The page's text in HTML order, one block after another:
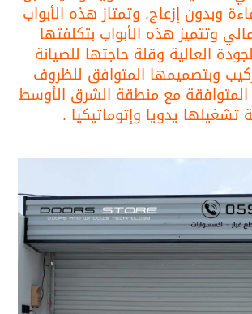
وبدون إزعاج. وتمتاز هذه الأبواب
وتتميز هذه الأبواب بتكلفتها
العالية وقلة حاجتها للصيانة
وبتصميمها المتوافق للظروف
المتوافقة مع منطقة الشرق الأوسط
تشغيلها يدويا وإتوماتيكيا .